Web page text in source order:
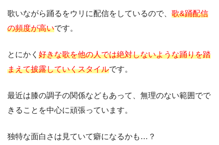
歌いながら踊るをウリに配信をしているので、 歌&踊配信
の頻度が高いです。
とにかく 好きな歌を他の人では絶対しないような踊りを踏
まえて披露していくスタイルです。
最近は膝の調子の関係などもあって、無理のない範囲でで
きることを中心に頑張っています。
独特な面白さは見ていて癖になるかも…？